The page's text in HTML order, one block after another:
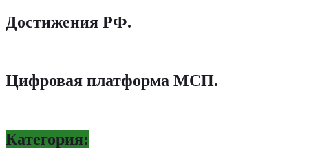
Достижения РФ.
Цифровая платформа МСП.
Категория: